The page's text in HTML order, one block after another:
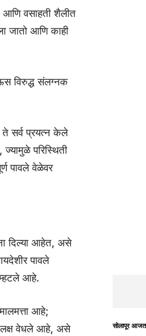
आणि वसाहती शैलीत
जातो आणि काही
विरुद्ध संलग्नक
ते सर्व प्रयत्न केले
परिस्थिती
पावले वेळेवर
दिल्या आहेत, असे
पावले
आहे.
आहे;
लक्ष वेधले आहे, असे
सोलापूर